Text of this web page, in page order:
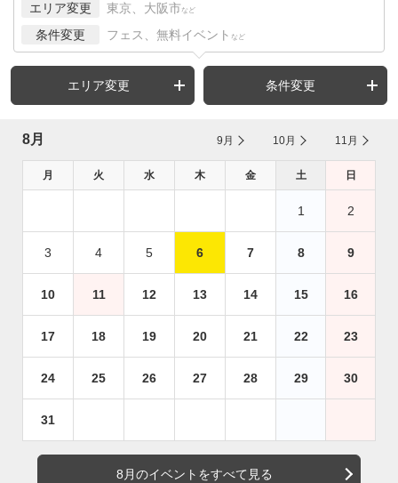
エリア変更 東京、大阪市 など
条件変更 フェス、無料イベント など
エリア変更 条件変更
8月 9月 10月 11月
月 火 水 木 金 土 日
1 2
3 4 5 6 7 8 9
10 11 12 13 14 15 16
17 18 19 20 21 22 23
24 25 26 27 28 29 30
31
8月のイベントをすべて見る